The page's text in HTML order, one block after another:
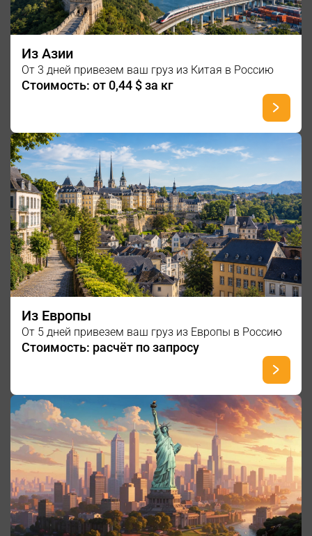
Из Азии
От 3 дней привезем ваш груз из Китая в Россию
Стоимость: от 0,44 $ за кг
Из Европы
От 5 дней привезем ваш груз из Европы в Россию
Стоимость: расчёт по запросу